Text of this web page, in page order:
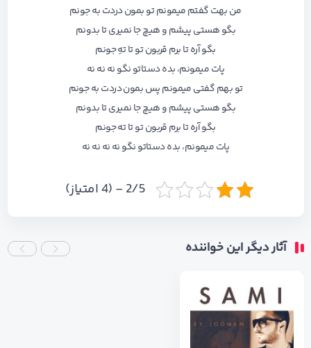
من بهت گفتم میمونم تو بمون دردت به جونم
بگو هستی پیشم و هیچ جا نمیری تا بدونم
بگو آره تا برم قربون تو تا تهِ جونم
پات میمونم، بده دستاتو نگو نه نه نه
تو بهم گفتی میمونم پس بمون دردت به جونم
بگو هستی پیشم و هیچ جا نمیری تا بدونم
بگو آره تا برم قربون تو تا ته جونم
پات میمونم، بده دستاتو نگو نه نه نه نه
2/5 - (4 امتیاز)
آثار دیگر این خواننده